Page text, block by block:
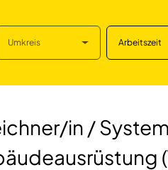
Umkreis Arbeitszeit
in /